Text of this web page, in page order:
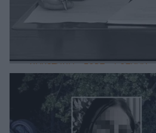
WARSZAWA ŁÓDŹ POZNAŃ